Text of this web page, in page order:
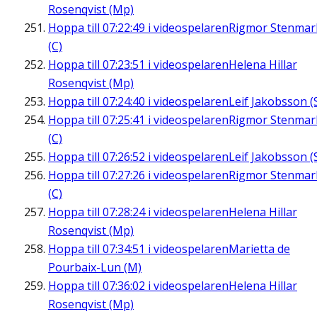
Rosenqvist (Mp)
Hoppa till 07:22:49 i videospelarenRigmor
(C)
Hoppa till 07:23:51 i videospelarenHelena Hillar
Rosenqvist (Mp)
Hoppa till 07:24:40 i videospelarenLeif Jakobsson
Hoppa till 07:25:41 i videospelarenRigmor
(C)
Hoppa till 07:26:52 i videospelarenLeif Jakobsson
Hoppa till 07:27:26 i videospelarenRigmor
(C)
Hoppa till 07:28:24i videospelarenHelena Hillar
Rosenqvist (Mp)
Hoppa till 07:34:51 i videospelarenMarietta de
Pourbaix-Lun (M)
Hoppa till 07:36:02 i videospelarenHelena Hillar
Rosenqvist (Mp)